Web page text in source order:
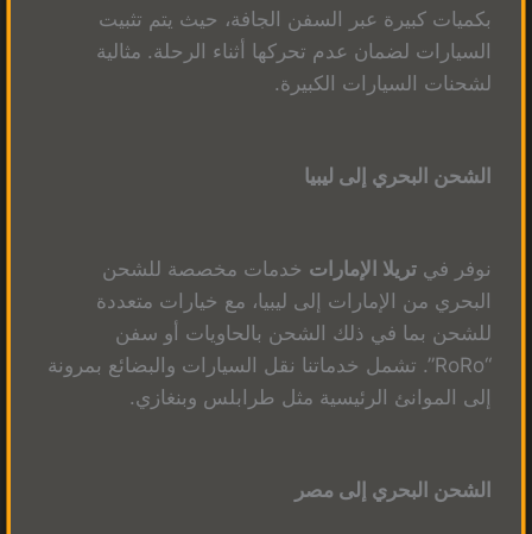
بكميات كبيرة عبر السفن الجافة، حيث يتم تثبيت
السيارات لضمان عدم تحركها أثناء الرحلة. مثالية
لشحنات السيارات الكبيرة.
الشحن البحري إلى ليبيا
نوفر فيتريلا الإمارات خدمات مخصصة للشحن
البحري من الإمارات إلى ليبيا، مع خيارات متعددة
للشحن بما في ذلك الشحن بالحاويات أو سفن
“RoRo”. تشمل خدماتنا نقل السيارات والبضائع بمرونة
إلى الموانئ الرئيسية مثل طرابلس وبنغازي.
الشحن البحري إلى مصر